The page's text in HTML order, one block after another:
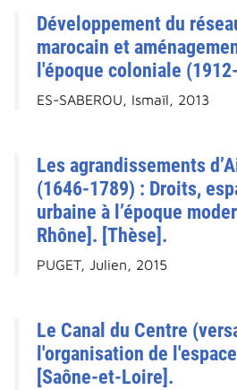
Développement du
marocain et
l'époque coloniale
ES-SABEROU, Ismaïl, 2013
Les agrandissements
(1646-1789) : Droits,
urbaine à l’époque
Rhône]. [Thèse].
PUGET, Julien, 2015
Le Canal du Centre
l'organisation de
[Saône-et-Loire].